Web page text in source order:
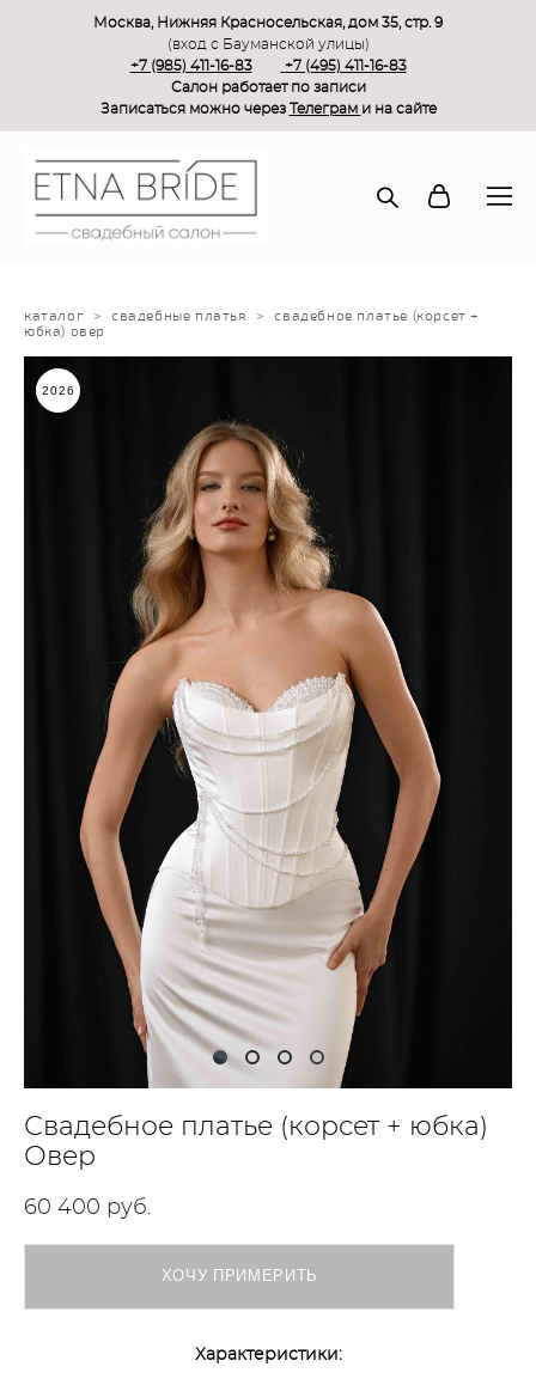
Москва, Нижняя Красносельская, дом 35, стр. 9
(вход с Бауманской улицы)
+7 (985) 411-16-83
+7 (495) 411-16-83
Салон работает по записи
Записаться можно через Телеграм и на сайте
каталог > свадебные платья >
свадебное платье (корсет +
юбка) овер
2026
Свадебное платье (корсет + юбка)
Овер
60 400 pуб.
ХОЧУ ПРИМЕРИТЬ
Характеристики: